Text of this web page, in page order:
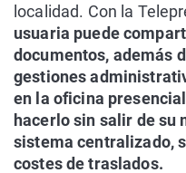
localidad. Con la
usuaria puede
documentos, además
gestiones
en la oficina
hacerlo sin salir de su
sistema centralizado,
costes de traslados.